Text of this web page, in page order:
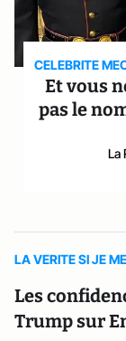
CELEBRITE
Et vous
pas le
La
LA VERITE SI JE
Les
Trump sur